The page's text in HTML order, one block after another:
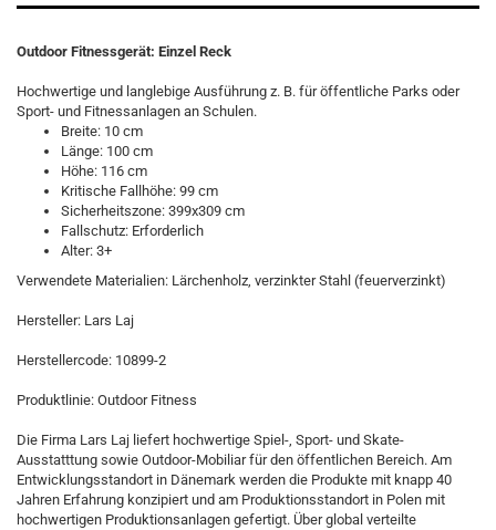
Outdoor Fitnessgerät: Einzel Reck
Hochwertige und langlebige Ausführung z. B. für öffentliche Parks oder
Sport- und Fitnessanlagen an Schulen.
Breite: 10 cm
Länge: 100 cm
Höhe: 116 cm
Kritische Fallhöhe: 99 cm
Sicherheitszone: 399x309 cm
Fallschutz: Erforderlich
Alter: 3+
Verwendete Materialien: Lärchenholz, verzinkter Stahl (feuerverzinkt)
Hersteller: Lars Laj
Herstellercode: 10899-2
Produktlinie: Outdoor Fitness
Die Firma Lars Laj liefert hochwertige Spiel-, Sport- und Skate-
Ausstatttung sowie Outdoor-Mobiliar für den öffentlichen Bereich. Am
Entwicklungsstandort in Dänemark werden die Produkte mit knapp 40
Jahren Erfahrung konzipiert und am Produktionsstandort in Polen mit
hochwertigen Produktionsanlagen gefertigt. Über global verteilte